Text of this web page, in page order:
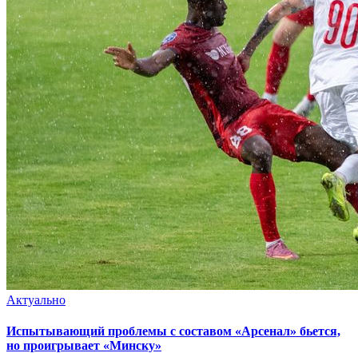
Актуально
Испытывающий проблемы с составом «Арсенал» бьется,
но проигрывает «Минску»